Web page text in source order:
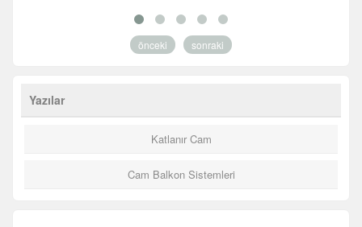
önceki sonraki
Yazılar
Katlanır Cam
Cam Balkon Sistemleri